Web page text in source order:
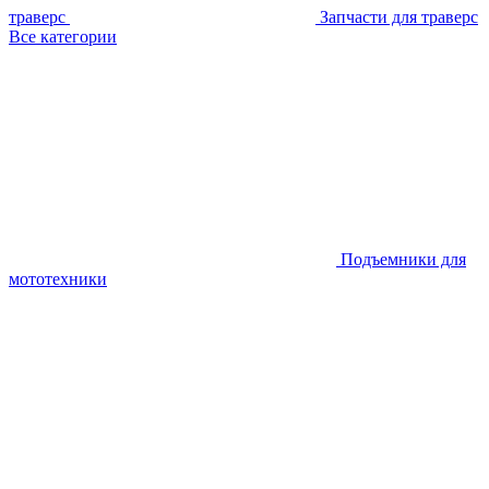
траверс
Запчасти для траверс
Все категории
Подъемники для
мототехники